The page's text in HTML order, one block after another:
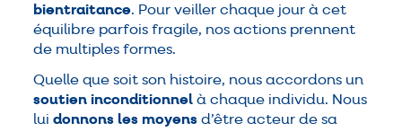
bientraitance. Pour veiller chaque jour à cet
équilibre parfois fragile, nos actions prennent
de multiples formes.
Quelle que soit son histoire, nous accordons un
soutien inconditionnel à chaque individu. Nous
luidonnons les moyens d’être acteur de sa